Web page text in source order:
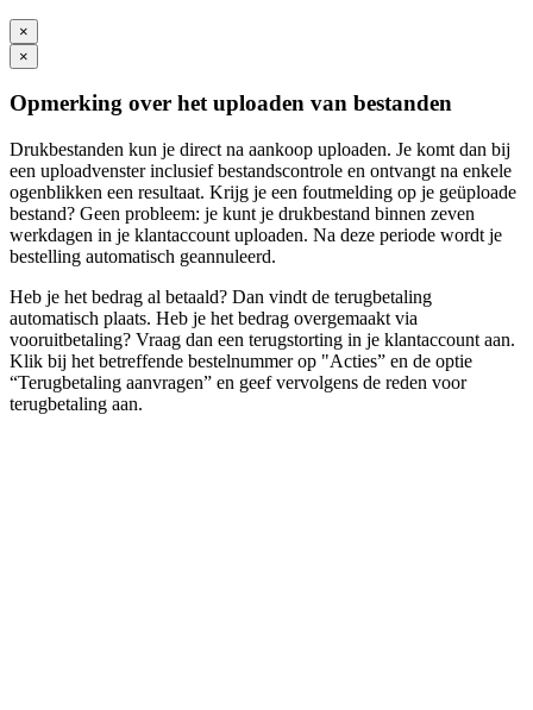
×
×
Opmerking over het uploaden van bestanden
Drukbestanden kun je direct na aankoop uploaden. Je komt dan bij
een uploadvenster inclusief bestandscontrole en ontvangt na enkele
ogenblikken een resultaat. Krijg je een foutmelding op je geüploade
bestand? Geen probleem: je kunt je drukbestand binnen zeven
werkdagen in je klantaccount uploaden. Na deze periode wordt je
bestelling automatisch geannuleerd.
Heb je het bedrag al betaald? Dan vindt de terugbetaling
automatisch plaats. Heb je het bedrag overgemaakt via
vooruitbetaling? Vraag dan een terugstorting in je klantaccount aan.
Klik bij het betreffende bestelnummer op "Acties” en de optie
“Terugbetaling aanvragen” en geef vervolgens de reden voor
terugbetaling aan.